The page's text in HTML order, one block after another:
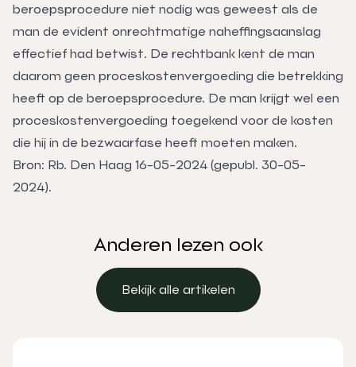
beroepsprocedure niet nodig was geweest als de
man de evident onrechtmatige naheffingsaanslag
effectief had betwist. De rechtbank kent de man
daarom geen proceskostenvergoeding die betrekking
heeft op de beroepsprocedure. De man krijgt wel een
proceskostenvergoeding toegekend voor de kosten
die hij in de bezwaarfase heeft moeten maken.
Bron: Rb. Den Haag 16-05-2024 (gepubl. 30-05-
2024).
Anderen lezen ook
Bekijk alle artikelen